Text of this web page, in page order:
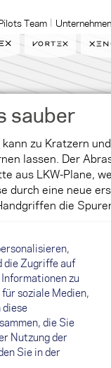
Team Unternehmen
sauber
zu Kratzern
lassen. Der
aus LKW-Plane,
durch eine neue
die
die Zugriffe auf
zu
soziale Medien,
die Sie
Nutzung der
Sie in der